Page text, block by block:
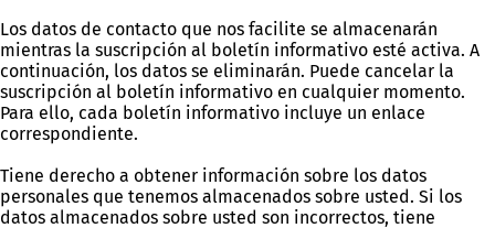
Los datos de contacto que nos facilite se almacenarán
mientras la suscripción al boletín informativo esté activa. A
continuación, los datos se eliminarán. Puede cancelar la
suscripción al boletín informativo en cualquier momento.
Para ello, cada boletín informativo incluye un enlace
correspondiente.
Tiene derecho a obtener información sobre los datos
personales que tenemos almacenados sobre usted. Si los
datos almacenados sobre usted son incorrectos, tiene